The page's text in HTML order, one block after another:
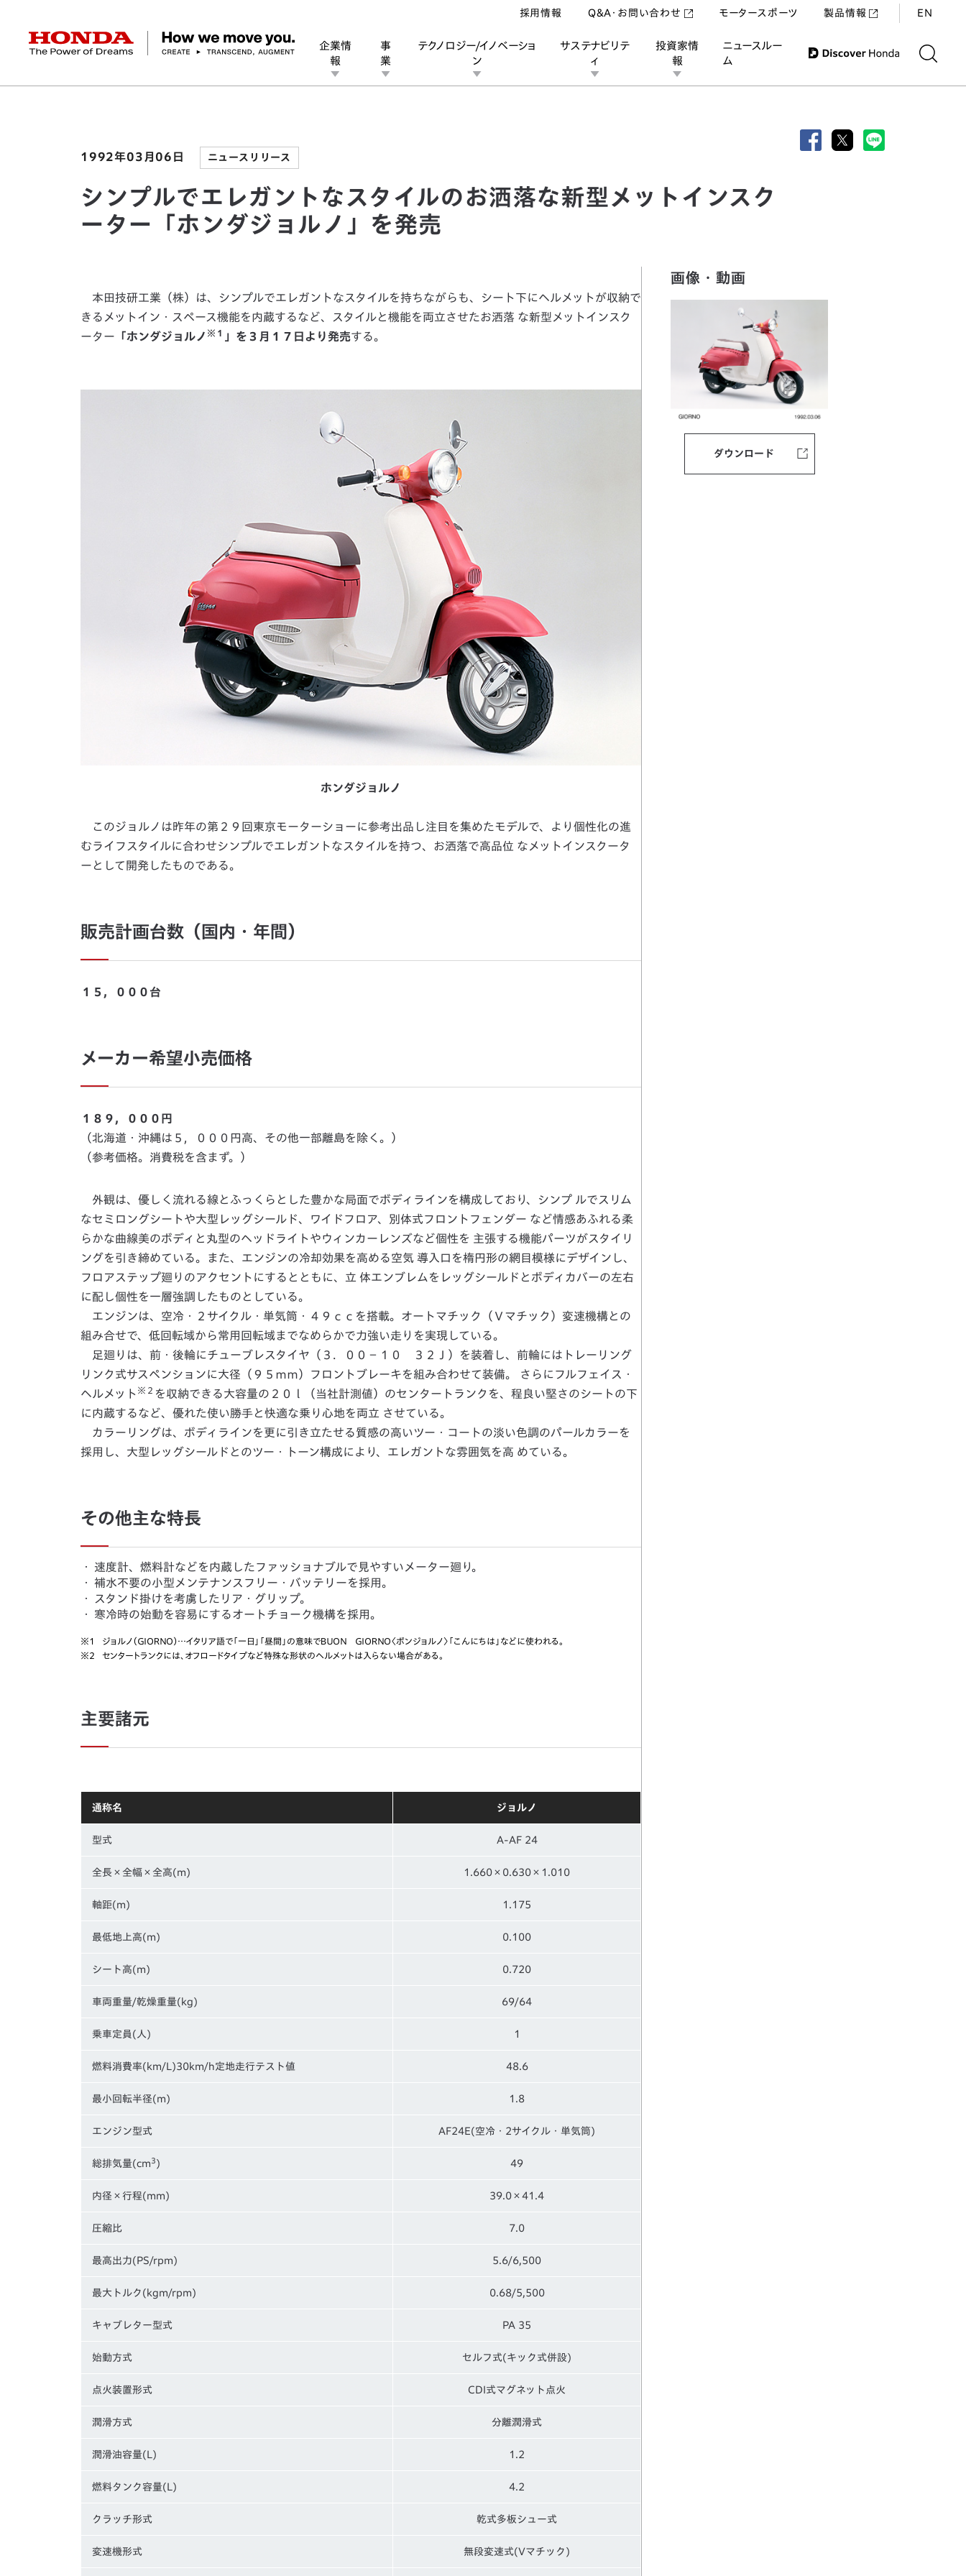
HONDA The Power of Dreams
企業情
報
社長メッセージ 経営方針 会社概要 ヒストリー
事
業
バイク パワープロダクツ マリン その他事業
テクノロジー/イノベーショ
ン
テクノロジー デザイン オープンイノベーション
サステナビリテ
ィ
ESGレポート Honda Report 環境 社会 ガバナンス
投資家情
報
IR資料室 財務・業績情報 株式・債券情報
ニュースルー
ム
ニュースルーム
Discover Honda
採用情報 Q&A・お問い合わせ モータースポーツ 製品情報 EN
シンプルでエレガントなスタイルのお洒落な新型メットインスクーター「ホンダジョルノ」を発売
1992年03月06日 ニュースリリース
シンプルでエレガントなスタイルのお洒落な新型メットインスク
ーター「ホンダジョルノ」を発売
本田技研工業（株）は、シンプルでエレガントなスタイルを持ちながらも、シート下にヘルメットが収納で
きるメットイン・スペース機能を内蔵するなど、スタイルと機能を両立させたお洒落 な新型メットインスク
ーター 「ホンダジョルノ ※１ 」を３月１７日より発売する。
ホンダジョルノ
このジョルノは昨年の第２９回東京モーターショーに参考出品し注目を集めたモデルで、より個性化の進
むライフスタイルに合わせシンプルでエレガントなスタイルを持つ、お洒落で高品位 なメットインスクータ
ーとして開発したものである。
販売計画台数（国内・年間）
１５，０００台
メーカー希望小売価格
１８９，０００円
（北海道・沖縄は５，０００円高、その他一部離島を除く。）
（参考価格。消費税を含まず。）
外観は、優しく流れる線とふっくらとした豊かな局面でボディラインを構成しており、シンプ ルでスリム
なセミロングシートや大型レッグシールド、ワイドフロア、別体式フロントフェンダー など情感あふれる柔
らかな曲線美のボディと丸型のヘッドライトやウィンカーレンズなど個性を 主張する機能パーツがスタイリ
ングを引き締めている。また、エンジンの冷却効果を高める空気 導入口を楕円形の網目模様にデザインし、
フロアステップ廻りのアクセントにするとともに、立 体エンブレムをレッグシールドとボディカバーの左右
に配し個性を一層強調したものとしている。
エンジンは、空冷・２サイクル・単気筒・４９ｃｃを搭載。オートマチック（Ｖマチック）変速機構との
組み合せで、低回転域から常用回転域までなめらかで力強い走りを実現している。
足廻りは、前・後輪にチューブレスタイヤ（３．００－１０ ３２Ｊ）を装着し、前輪にはトレーリング
リンク式サスペンションに大径（９５ｍｍ）フロントブレーキを組み合わせて装備。 さらにフルフェイス・
ヘルメット ※２ を収納できる大容量の２０ｌ（当社計測値）のセンタートランクを、程良い堅さのシートの下
に内蔵するなど、優れた使い勝手と快適な乗り心地を両立 させている。
カラーリングは、ボディラインを更に引き立たせる質感の高いツー・コートの淡い色調のパールカラーを
採用し、大型レッグシールドとのツー・トーン構成により、エレガントな雰囲気を高 めている。
その他主な特長
・
速度計、燃料計などを内蔵したファッショナブルで見やすいメーター廻り。
・
補水不要の小型メンテナンスフリー・バッテリーを採用。
・
スタンド掛けを考虜したリア・グリップ。
・
寒冷時の始動を容易にするオートチョーク機構を採用。
※1
ジョルノ（ＧＩＯＲＮＯ）…イタリア語で「一日」「昼間」の意味でＢＵＯＮ ＧＩＯＲＮＯ〈ボンジョルノ〉「こんにちは」などに使われる。
※2
センタートランクには、オフロードタイプなど特殊な形状のヘルメットは入らない場合がある。
主要諸元
通称名 ジョルノ
型式 A-AF 24
全長×全幅×全高(m) 1.660×0.630×1.010
軸距(m) 1.175
最低地上高(m) 0.100
シート高(m) 0.720
車両重量/乾燥重量(kg) 69/64
乗車定員(人) 1
燃料消費率(km/L)30km/h定地走行テスト値 48.6
最小回転半径(m) 1.8
エンジン型式 AF24E(空冷・2サイクル・単気筒)
総排気量(cm 3 ) 49
内径×行程(mm) 39.0×41.4
圧縮比 7.0
最高出力(PS/rpm) 5.6/6,500
最大トルク(kgm/rpm) 0.68/5,500
キャブレター型式 PA 35
始動方式 セルフ式(キック式併設)
点火装置形式 CDI式マグネット点火
潤滑方式 分離潤滑式
潤滑油容量(L) 1.2
燃料タンク容量(L) 4.2
クラッチ形式 乾式多板シュー式
変速機形式 無段変速式(Vマチック)
画像・動画
ダウンロード